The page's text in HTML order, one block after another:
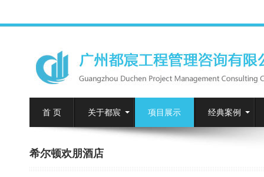
首 页 关于都宸 项目展示 经典案例
希尔顿欢朋酒店